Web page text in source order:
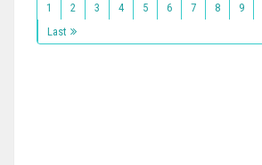
1 2 3 4 5 6 7 8 9
Last